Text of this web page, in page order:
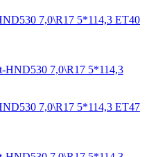
7,0\R17 5*114,3 ET40
7,0\R17 5*114,3 ET47